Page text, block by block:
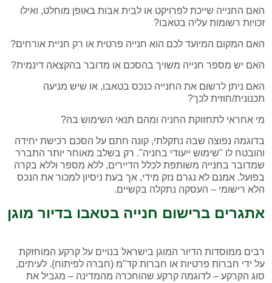
האם החנייה שייכת לפרויקט או לבית אבות באופן מוחלט, ואילו
זכויות רשומות עליה בטאבו?
האם המקום המיועד לכם הוא חנייה פרטית או רק חניית אורחים?
האם יש מספר חנייה משויך בהסכם או מדובר בהקצאה דינמית?
האם ניתן לרשום את החנייה כנכס בטאבו, או שיש מניעה
תכנונית/חוזית לכך?
מי אחראי לתחזוקת החניה ומהם תנאי השימוש בה?
בדוגמה נפוצה שבה נתקלתי, קונה חתם על הסכם רכישת יחידה
והובטח לו "שימוש ייעודי בחניה". רק בשלב מאוחר יותר התברר
שמדובר בחנייה משותפת לכלל הדיירים, ללא מספר וללא בקרה
בפועל. אמנם לא נגרם נזק מידי, אך בעת ניסיון למכור את הנכס
הלא רישומי – העסקה נתקלה בקשיים.
אתגרים ברישום חנייה בטאבו בדיור מוגן
רבים ממוסדות הדיור המוגן בישראל בנויים על קרקע המוחזקת
על ידי חברות פרטיות או חברות קד"מ (חברה לפיתוח). לעיתים,
סוג הקרקע – לדוגמה קרקע שהוחכרה מהמדינה – מגביל את